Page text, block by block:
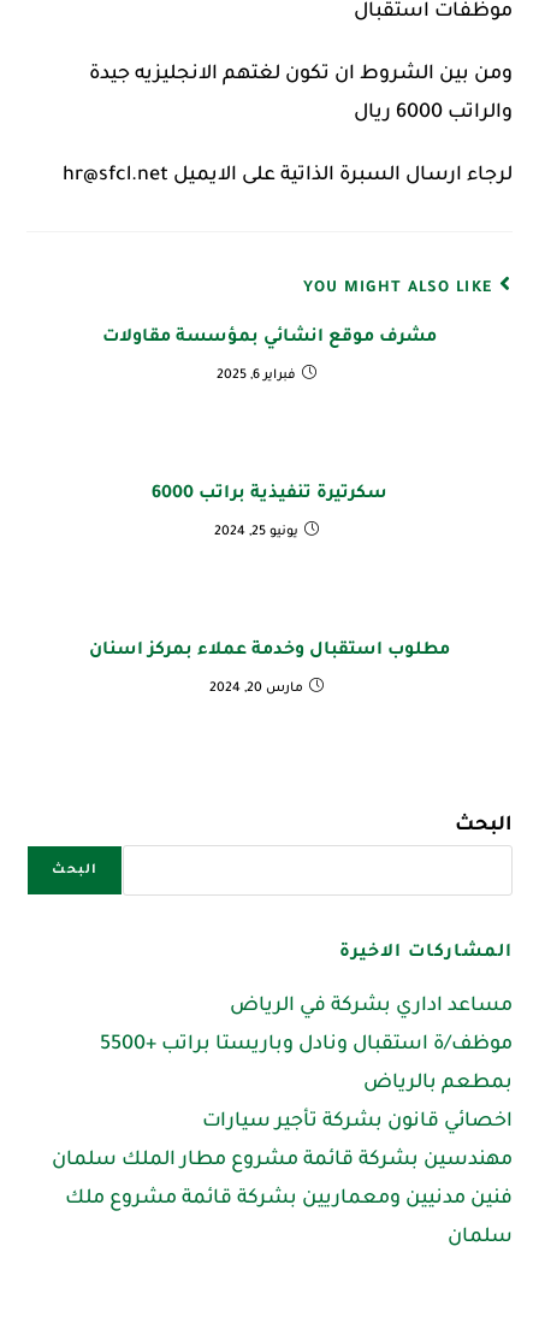
موظفات استقبال
ومن بين الشروط ان تكون لغتهم الانجليزيه جيدة
والراتب 6000 ريال
لرجاء ارسال السبرة الذاتية على الايميل hr@sfcl.net
YOU MIGHT ALSO LIKE
مشرف موقع انشائي بمؤسسة مقاولات
فبراير 6, 2025
سكرتيرة تنفيذية براتب 6000
يونيو 25, 2024
مطلوب استقبال وخدمة عملاء بمركز اسنان
مارس 20, 2024
البحث
البحث
المشاركات الاخيرة
مساعد اداري بشركة في الرياض
موظف/ة استقبال ونادل وباريستا براتب +5500
بمطعم بالرياض
اخصائي قانون بشركة تأجير سيارات
مهندسين بشركة قائمة مشروع مطار الملك سلمان
فنين مدنيين ومعماريين بشركة قائمة مشروع ملك
سلمان